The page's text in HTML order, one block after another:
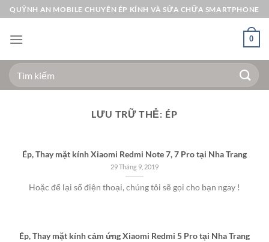
Bỏ
qua
nội
QUỲNH AN MOBILE CHUYÊN ÉP KÍNH VÀ SỬA CHỮA SMARTPHONE
0
Tìm
kiếm:
LƯU TRỮ THẺ: ÉP
Ép, Thay mặt kính Xiaomi Redmi Note 7, 7 Pro tại Nha Trang
29 Tháng 9, 2019
Hoặc để lại số điện thoại, chúng tôi sẽ gọi cho bạn ngay !
Ép, Thay mặt kính cảm ứng Xiaomi Redmi 5 Pro tại Nha Trang